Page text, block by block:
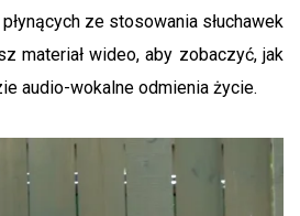
ze stosowania słuchawek
materiał wideo, aby zobaczyć, jak
audio-wokalne odmienia życie.